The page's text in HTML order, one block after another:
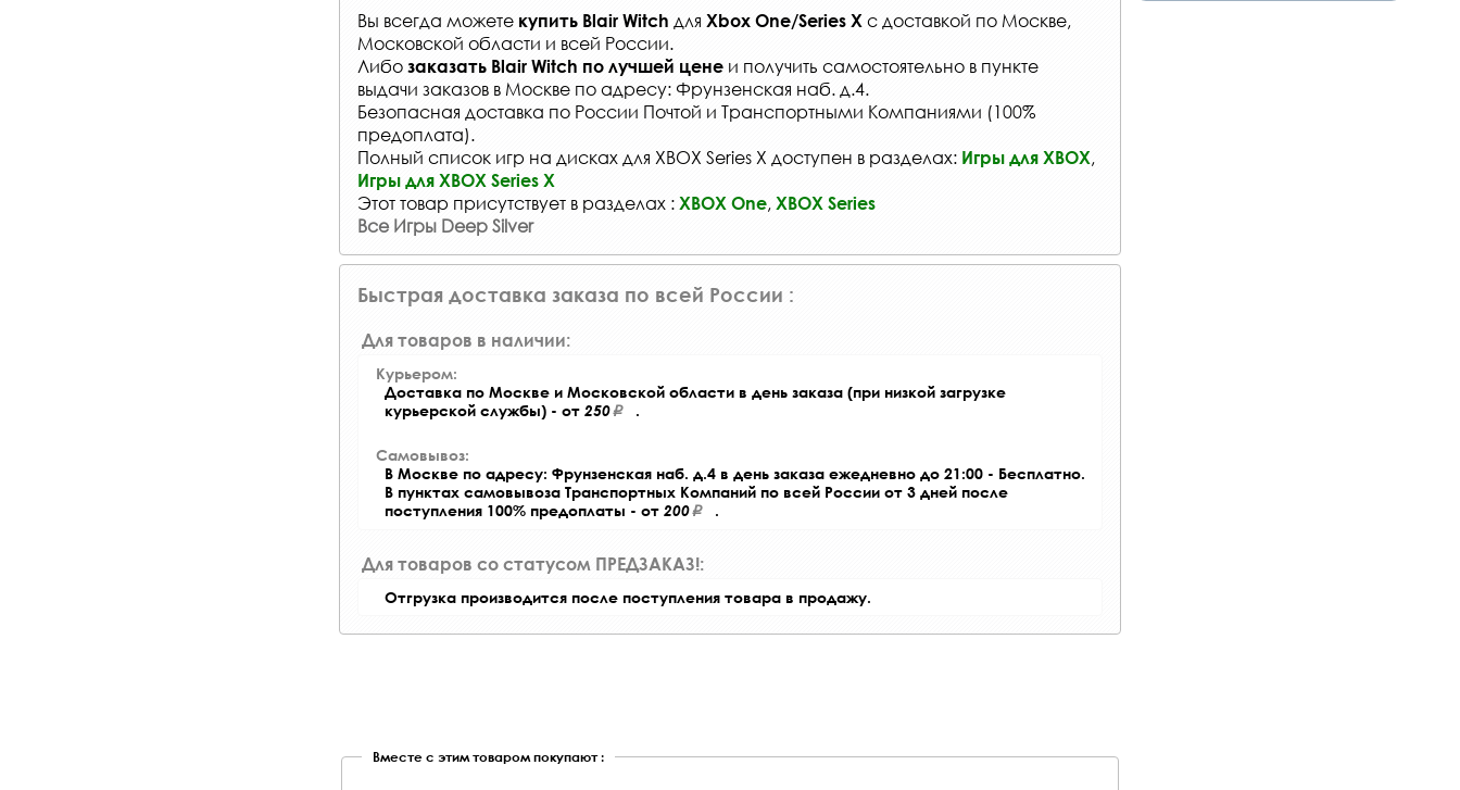
Вы всегда можете купить Blair Witch для Xbox One/Series X с доставкой по Москве,
Московской области и всей России.
Либо заказать Blair Witch по лучшей цене и получить самостоятельно в пункте
выдачи заказов в Москве по адресу: Фрунзенская наб. д.4.
Безопасная доставка по России Почтой и Транспортными Компаниями (100%
предоплата).
Полный список игр на дисках для XBOX Series X доступен в разделах: Игры для XBOX,
Игры для XBOX Series X
Этот товар присутствует в разделах : XBOX One, XBOX Series
Все Игры Deep Silver
Быстрая доставка заказа по всей России :
Для товаров в наличии:
Курьером:
Доставка по Москве и Московской области в день заказа (при низкой загрузке
курьерской службы) - от 250 .
Самовывоз:
В Москве по адресу: Фрунзенская наб. д.4 в день заказа ежедневно до 21:00 - Бесплатно.
В пунктах самовывоза Транспортных Компаний по всей России от 3 дней после
поступления 100% предоплаты - от 200 .
Для товаров со статусом ПРЕДЗАКАЗ!:
Отгрузка производится после поступления товара в продажу.
Вместе с этим товаром покупают :